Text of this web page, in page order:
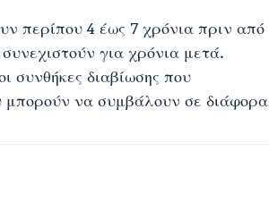
περίπου 4 έως 7 χρόνια πριν από
για χρόνια μετά.
συνθήκες διαβίωσης που
μπορούν να συμβάλουν σε διάφορα